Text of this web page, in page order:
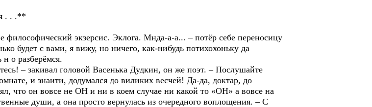
. . .**
экзерсис. Эклога. Мнда-а-а... – потёр себе переносицу
будет с вами, я вижу, но ничего, как-нибудь потихохоньку да
о разберёмся.
– закивал головой Васенька Дудкин, он же поэт. – Послушайте
и знаити, додумался до виликих весчей! Да-да, доктар, до
он вовсе не ОН и ни в коем случае ни какой то «ОН» а вовсе на
души, а она просто вернулась из очередного воплощения. – С